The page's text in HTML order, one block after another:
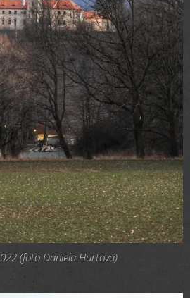
(foto Daniela Hurtová)